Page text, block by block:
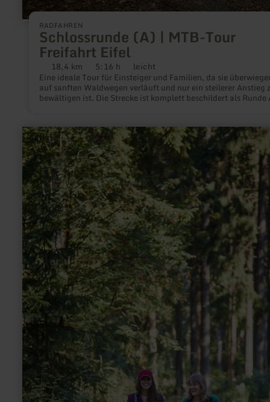
RADFAHREN
Schlossrunde (A) | MTB-Tour
Freifahrt Eifel
Distanz:
18,4 km Dauer:
5:16 h Anforderung:
leicht
Eine ideale Tour für Einsteiger und Familien, da sie
auf sanften Waldwegen verläuft und nur ein steilerer Anstieg
bewältigen ist. Die Strecke ist komplett beschildert als Runde
mehr
erfahren
zu:
Rundwanderweg
|
Hocheifel